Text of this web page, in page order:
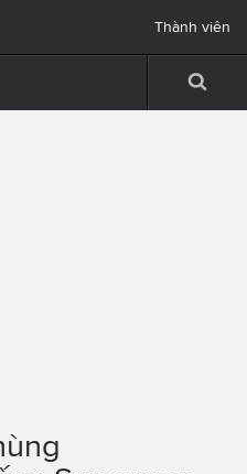
Thành viên